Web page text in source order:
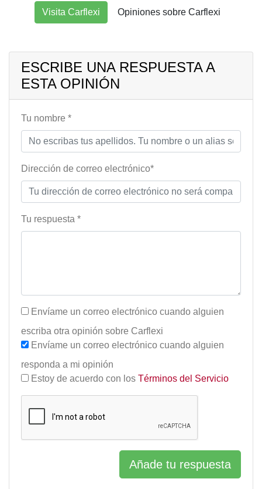
Visita Carflexi Opiniones sobre Carflexi
ESCRIBE UNA RESPUESTA A
ESTA OPINIÓN
Tu nombre *
Dirección de correo electrónico*
Tu respuesta *
Envíame un correo electrónico cuando alguien
escriba otra opinión sobre Carflexi
Envíame un correo electrónico cuando alguien
responda a mi opinión
Estoy de acuerdo con los Términos del Servicio
Añade tu respuesta